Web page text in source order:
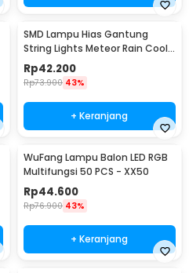
SMD Lampu Hias Gantung
String Lights Meteor Rain Cool
White 30cm 8 PCS
Rp42.200
Rp73.900 43%
+ Keranjang
WuFang Lampu Balon LED RGB
Multifungsi 50 PCS - XX50
Rp44.600
Rp76.900 43%
+ Keranjang